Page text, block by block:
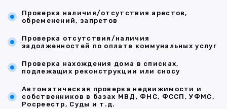
Проверка наличия/отсутствия арестов,
обременений, запретов
Проверка отсутствия/наличия
задолженностей по оплате коммунальных услуг
Проверка нахождения дома в списках,
подлежащих реконструкции или сносу
Автоматическая проверка недвижимости и
собственников в базах МВД, ФНС, ФССП, УФМС,
Росреестр, Суды и т.д.